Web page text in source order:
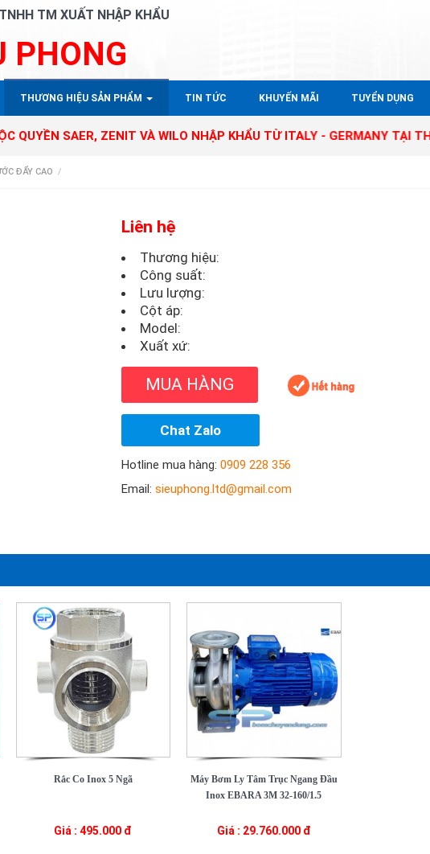
TM XUẤT NHẬP KHẨU
PHONG
THƯƠNG HIỆU SẢN PHẨM TIN TỨC KHUYẾN MÃI TUYỂN DỤNG
SAER, ZENIT VÀ WILO NHẬP KHẨU TỪ ITALY - GERMANY TẠI THỊ
ĐẨY CAO /
Liên hệ
Thương hiệu:
Công suất:
Lưu lượng:
Cột áp:
Model:
Xuất xứ:
MUA HÀNG
Chat Zalo
Hotline mua hàng:0909 228 356
Email:sieuphong.ltd@gmail.com
Rắc Co Inox 5 Ngã
Giá : 495.000 đ
Máy Bơm Ly Tâm Trục Ngang Đầu
Inox EBARA 3M 32-160/1.5
Giá : 29.760.000 đ